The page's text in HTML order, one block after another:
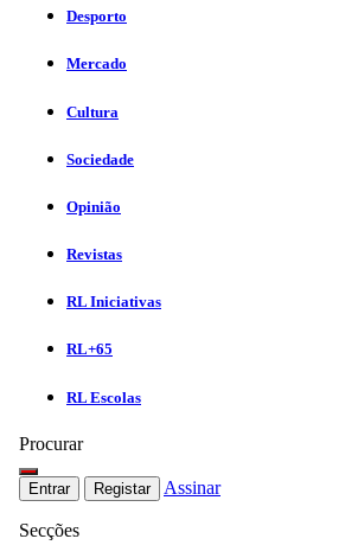
Desporto
Mercado
Cultura
Sociedade
Opinião
Revistas
RL Iniciativas
RL+65
RL Escolas
Procurar
Entrar Registar Assinar
Secções